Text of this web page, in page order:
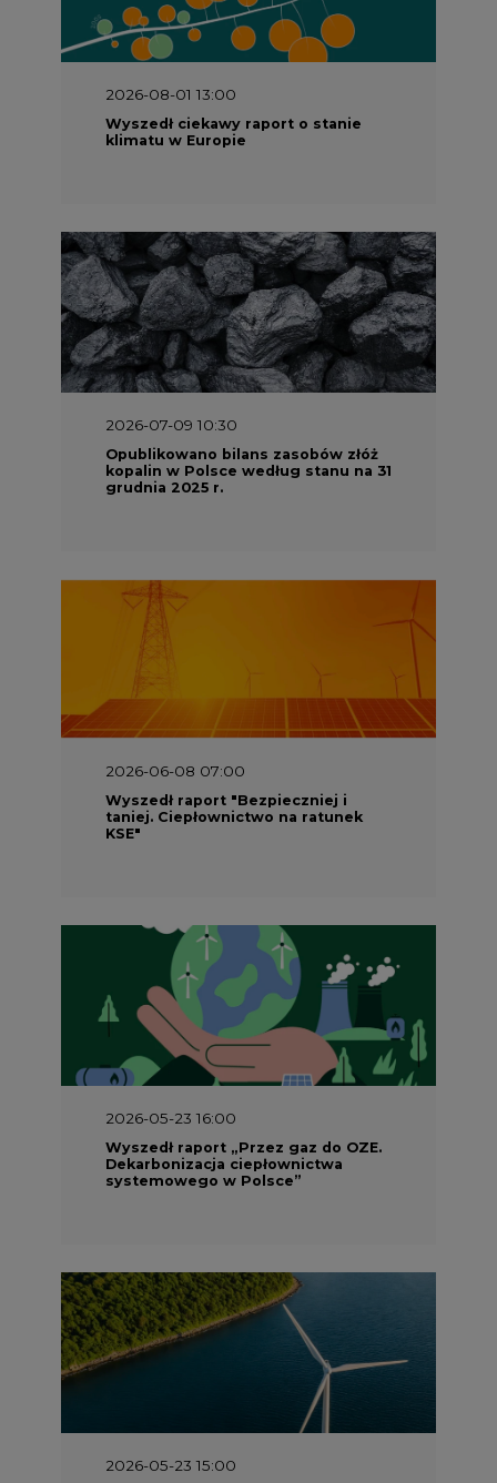
2026-08-01 13:00
Wyszedł ciekawy raport o stanie
klimatu w Europie
2026-07-09 10:30
Opublikowano bilans zasobów złóż
kopalin w Polsce według stanu na 31
grudnia 2025 r.
2026-06-08 07:00
Wyszedł raport "Bezpieczniej i
taniej. Ciepłownictwo na ratunek
KSE"
2026-05-23 16:00
Wyszedł raport „Przez gaz do OZE.
Dekarbonizacja ciepłownictwa
systemowego w Polsce”
2026-05-23 15:00